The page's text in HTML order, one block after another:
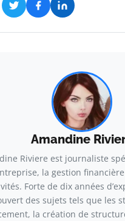
Amandine
Riviere est journaliste
la gestion
Forte de dix années
des sujets tels que les
la création de